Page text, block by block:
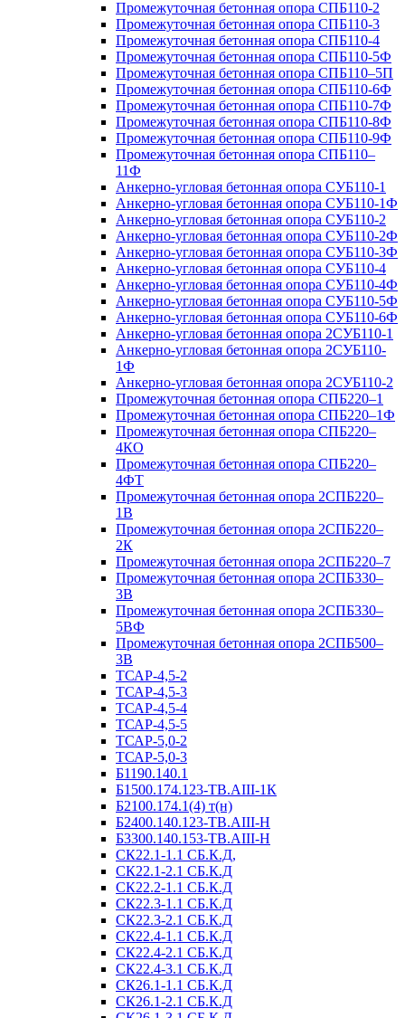
Промежуточная бетонная опора СПБ110-2
Промежуточная бетонная опора СПБ110-3
Промежуточная бетонная опора СПБ110-4
Промежуточная бетонная опора СПБ110-5Ф
Промежуточная бетонная опора СПБ110–5П
Промежуточная бетонная опора СПБ110-6Ф
Промежуточная бетонная опора СПБ110-7Ф
Промежуточная бетонная опора СПБ110-8Ф
Промежуточная бетонная опора СПБ110-9Ф
Промежуточная бетонная опора СПБ110–
11Ф
Анкерно-угловая бетонная опора СУБ110-1
Анкерно-угловая бетонная опора СУБ110-1Ф
Анкерно-угловая бетонная опора СУБ110-2
Анкерно-угловая бетонная опора СУБ110-2Ф
Анкерно-угловая бетонная опора СУБ110-3Ф
Анкерно-угловая бетонная опора СУБ110-4
Анкерно-угловая бетонная опора СУБ110-4Ф
Анкерно-угловая бетонная опора СУБ110-5Ф
Анкерно-угловая бетонная опора СУБ110-6Ф
Анкерно-угловая бетонная опора 2СУБ110-1
Анкерно-угловая бетонная опора 2СУБ110-
1Ф
Анкерно-угловая бетонная опора 2СУБ110-2
Промежуточная бетонная опора СПБ220–1
Промежуточная бетонная опора СПБ220–1Ф
Промежуточная бетонная опора СПБ220–
4КО
Промежуточная бетонная опора СПБ220–
4ФТ
Промежуточная бетонная опора 2СПБ220–
1В
Промежуточная бетонная опора 2СПБ220–
2К
Промежуточная бетонная опора 2СПБ220–7
Промежуточная бетонная опора 2СПБ330–
3В
Промежуточная бетонная опора 2СПБ330–
5ВФ
Промежуточная бетонная опора 2СПБ500–
3В
ТСАР-4,5-2
ТСАР-4,5-3
ТСАР-4,5-4
ТСАР-4,5-5
ТСАР-5,0-2
ТСАР-5,0-3
Б1190.140.1
Б1500.174.123-ТВ.АIII-1К
Б2100.174.1(4) т(н)
Б2400.140.123-ТВ.АIII-Н
Б3300.140.153-ТВ.АIII-Н
СК22.1-1.1 СБ.К.Д,
СК22.1-2.1 СБ.К.Д
СК22.2-1.1 СБ.К.Д
СК22.3-1.1 СБ.К.Д
СК22.3-2.1 СБ.К.Д
СК22.4-1.1 СБ.К.Д
СК22.4-2.1 СБ.К.Д
СК22.4-3.1 СБ.К.Д
СК26.1-1.1 СБ.К.Д
СК26.1-2.1 СБ.К.Д